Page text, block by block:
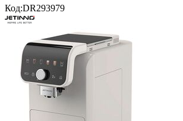
Код:DR293979